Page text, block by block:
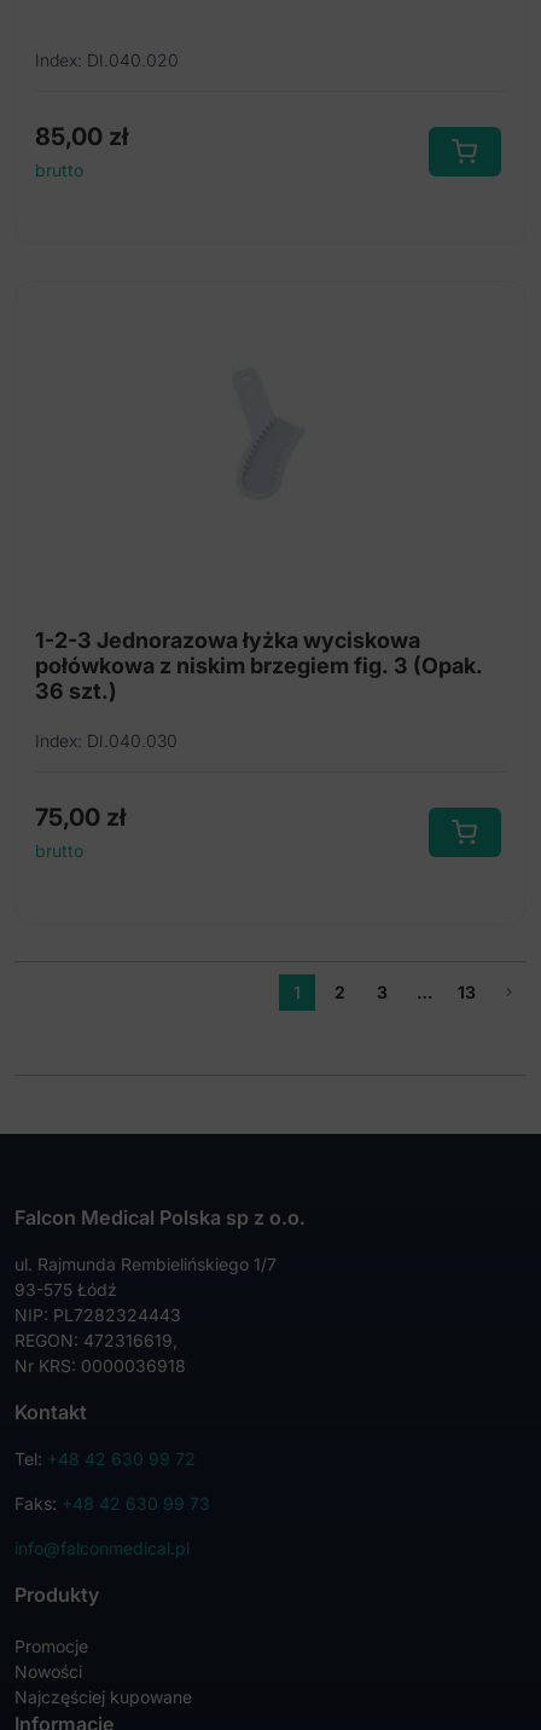
Index: DI.040.020
85,00 zł
brutto
1-2-3 Jednorazowa łyżka wyciskowa
połówkowa z niskim brzegiem fig. 3 (Opak.
36 szt.)
Index: DI.040.030
75,00 zł
brutto
1 2 3 … 13
Falcon Medical Polska sp z o.o.
ul. Rajmunda Rembielińskiego 1/7
93-575 Łódź
NIP: PL7282324443
REGON: 472316619,
Nr KRS: 0000036918
Kontakt
Tel: +48 42 630 99 72
Faks: +48 42 630 99 73
info@falconmedical.pl
Produkty
Promocje
Nowości
Najczęściej kupowane
Informacje